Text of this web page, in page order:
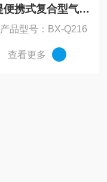
手提便携式复合型气体分析仪
产品型号：BX-Q216
查看更多